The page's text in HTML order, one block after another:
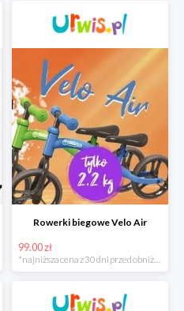
Rowerki biegowe Velo Air
99.00 zł